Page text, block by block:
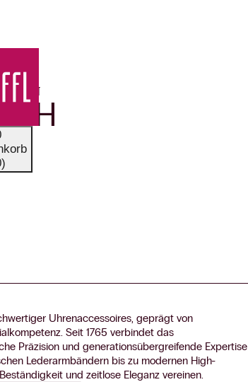
Uhrenaccessoires, geprägt von
Seit 1765 verbindet das
Präzision und generationsübergreifende Expertise
Lederarmbändern bis zu modernen High-
und zeitlose Eleganz vereinen.